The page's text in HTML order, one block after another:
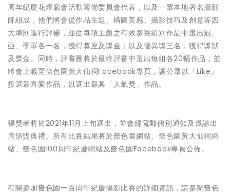
周年紀慶花燈廟會活動籌備委員會代表，以及一眾本地著名攝影
師組成，他們將會從作品主題、構圖美感、攝影技巧及創意等四
大準則進行評審，並從每項主題之有效參賽組別作品中選出冠、
亞、季軍各一名，獲得獎座及獎金；以及優異獎三名，獲得獎狀
及獎金。同時，評審團將於最終評審中選出每組各20幅作品，並
將會上載至嗇色園黃大仙祠Facebook專頁，讓公眾以「Like」
投選最喜愛作品，以選出最具「人氣獎」作品。
得獎者將於2021年11月上旬選出，並會經電郵個別通知及邀請出
席頒獎典禮。所有比賽結果將於嗇色園網站、嗇色園黃大仙祠網
站、嗇色園100周年紀慶網站及嗇色園Facebook專頁公佈。
有關參加嗇色園一百周年紀慶攝影比賽的詳細資訊，請參閱嗇色